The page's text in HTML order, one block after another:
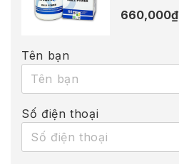
660,000₫
Tên bạn
Số điện thoại